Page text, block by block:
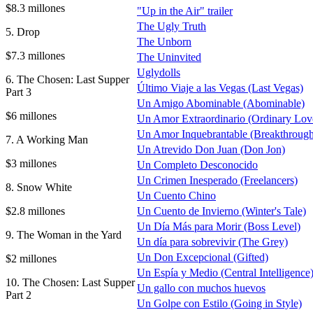
$8.3 millones
5. Drop
$7.3 millones
6. The Chosen: Last Supper
Part 3
$6 millones
7. A Working Man
$3 millones
8. Snow White
$2.8 millones
9. The Woman in the Yard
$2 millones
10. The Chosen: Last Supper
Part 2
"Up in the Air" trailer
The Ugly Truth
The Unborn
The Uninvited
Uglydolls
Último Viaje a las Vegas (Last Vegas)
Un Amigo Abominable (Abominable)
Un Amor Extraordinario (Ordinary
Un Amor Inquebrantable
Un Atrevido Don Juan (Don Jon)
Un Completo Desconocido
Un Crimen Inesperado (Freelancers)
Un Cuento Chino
Un Cuento de Invierno (Winter's Tale)
Un Día Más para Morir (Boss Level)
Un día para sobrevivir (The Grey)
Un Don Excepcional (Gifted)
Un Espía y Medio (Central Intelligence)
Un gallo con muchos huevos
Un Golpe con Estilo (Going in Style)